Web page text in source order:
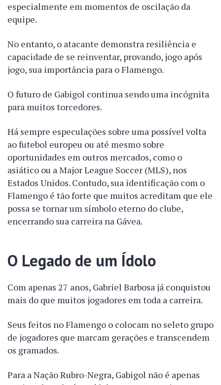
especialmente em momentos de oscilação da
equipe.
No entanto, o atacante demonstra resiliência e
capacidade de se reinventar, provando, jogo após
jogo, sua importância para o Flamengo.
O futuro de Gabigol continua sendo uma incógnita
para muitos torcedores.
Há sempre especulações sobre uma possível volta
ao futebol europeu ou até mesmo sobre
oportunidades em outros mercados, como o
asiático ou a Major League Soccer (MLS), nos
Estados Unidos. Contudo, sua identificação com o
Flamengo é tão forte que muitos acreditam que ele
possa se tornar um símbolo eterno do clube,
encerrando sua carreira na Gávea.
O Legado de um Ídolo
Com apenas 27 anos, Gabriel Barbosa já conquistou
mais do que muitos jogadores em toda a carreira.
Seus feitos no Flamengo o colocam no seleto grupo
de jogadores que marcam gerações e transcendem
os gramados.
Para a Nação Rubro-Negra, Gabigol não é apenas